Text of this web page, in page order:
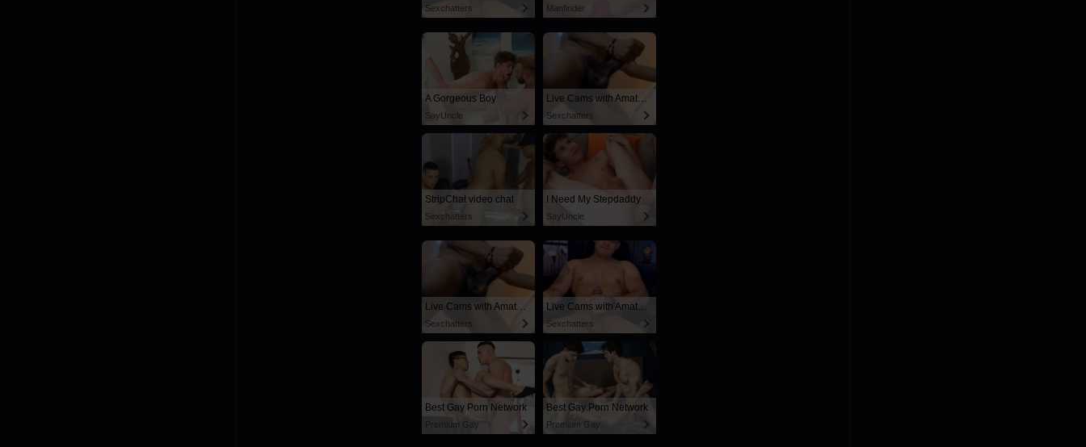
Sexchatters Manfinder
A Gorgeous Boy
SayUncle
Live Cams with Amateur Men
Sexchatters
StripChat video chat
Sexchatters
I Need My Stepdaddy
SayUncle
Live Cams with Amateur Men
Sexchatters
Live Cams with Amateur Men
Sexchatters
Best Gay Porn Network
Premium Gay
Best Gay Porn Network
Premium Gay